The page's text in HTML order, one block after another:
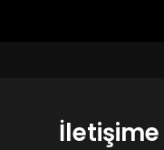
İletişime